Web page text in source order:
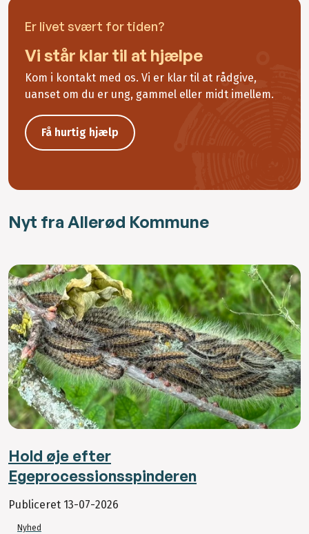
Er livet svært for tiden?
Vi står klar til at hjælpe
Kom i kontakt med os. Vi er klar til at rådgive,
uanset om du er ung, gammel eller midt imellem.
Få hurtig hjælp
Nyt fra Allerød Kommune
Hold øje efter
Egeprocessionsspinderen
Publiceret 13-07-2026
Nyhed